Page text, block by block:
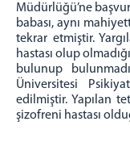
HUKUK
Asliye Hukuk
Asliye
Sulh Hukuk
Aile
İcra
Müdürlüğü’ne
babası, aynı
tekrar etmiştir.
hastası olup
bulunup
Üniversitesi
edilmiştir. Yapılan
şizofreni hastası